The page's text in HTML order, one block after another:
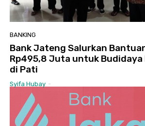
BANKING
Bank Jateng Salurkan
Rp495,8 Juta untuk Budidaya
di Pati
Syifa Hubay -